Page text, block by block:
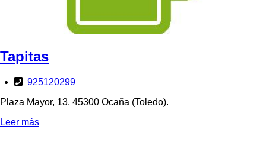
Tapitas
925120299
Plaza Mayor, 13. 45300 Ocaña (Toledo).
Leer más